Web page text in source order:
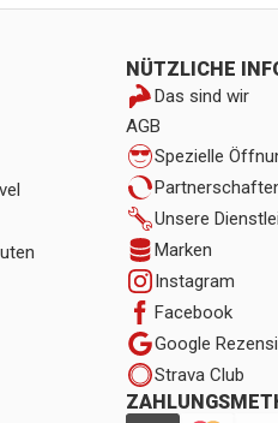
NÜTZLICHE
Das sind wir
AGB
Spezielle
Unsere
Marken
Instagram
Facebook
Google
Strava Club